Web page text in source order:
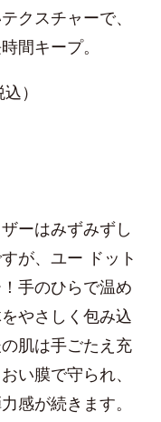
クスチャーで、
間キープ。
）
ーはみずみずし
が、ユー ドット
手のひらで温め
やさしく包み込
肌は手ごたえ充
い膜で守られ、
感が続きます。